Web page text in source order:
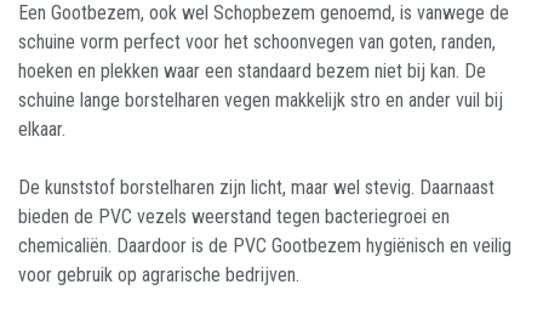
Een Gootbezem, ook wel Schopbezem genoemd, is vanwege de
schuine vorm perfect voor het schoonvegen van goten, randen,
hoeken en plekken waar een standaard bezem niet bij kan. De
schuine lange borstelharen vegen makkelijk stro en ander vuil bij
elkaar.
De kunststof borstelharen zijn licht, maar wel stevig. Daarnaast
bieden de PVC vezels weerstand tegen bacteriegroei en
chemicaliën. Daardoor is de PVC Gootbezem hygiënisch en veilig
voor gebruik op agrarische bedrijven.